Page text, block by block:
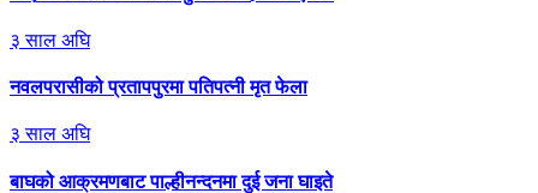
३ साल अघि
नवलपरासीकोप्रतापपुरमा पतिपत्नी मृत फेला
३ साल अघि
बाघकोआक्रमणबाट पाल्हीनन्दनमा दुई जना घाइते